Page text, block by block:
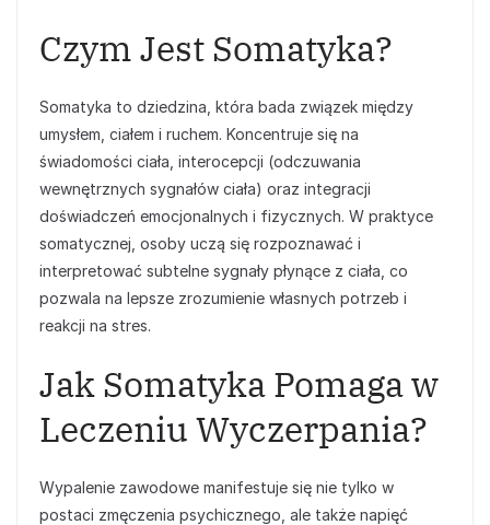
Czym Jest Somatyka?
Somatyka to dziedzina, która bada związek między
umysłem, ciałem i ruchem. Koncentruje się na
świadomości ciała, interocepcji (odczuwania
wewnętrznych sygnałów ciała) oraz integracji
doświadczeń emocjonalnych i fizycznych. W praktyce
somatycznej, osoby uczą się rozpoznawać i
interpretować subtelne sygnały płynące z ciała, co
pozwala na lepsze zrozumienie własnych potrzeb i
reakcji na stres.
Jak Somatyka Pomaga w
Leczeniu Wyczerpania?
Wypalenie zawodowe manifestuje się nie tylko w
postaci zmęczenia psychicznego, ale także napięć